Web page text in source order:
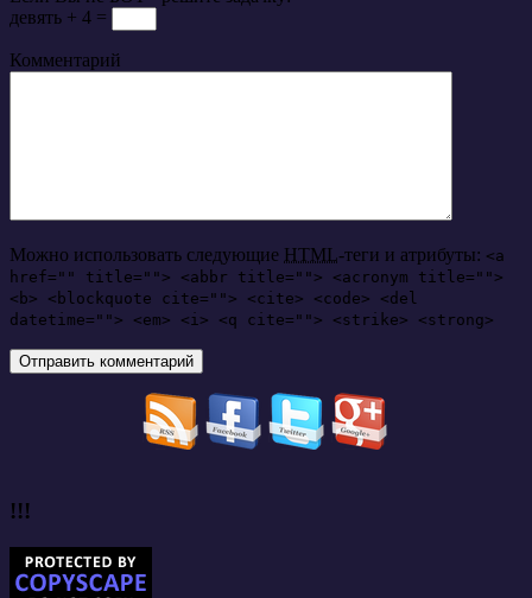
девять + 4 =
Комментарий
Можно использовать следующие HTML-теги и атрибуты: <a
href="" title=""> <abbr title=""> <acronym title="">
<b> <blockquote cite=""> <cite> <code> <del
datetime=""> <em> <i> <q cite=""> <strike> <strong>
!!!